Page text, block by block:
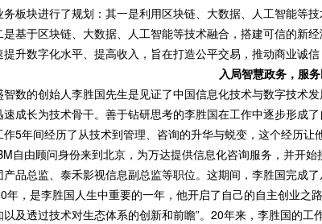
务板块进行了规划：其一是利用区块链、大数据、人工智能等
是基于区块链、大数据、人工智能等技术融合，搭建可信的新
升数字化水平、提高收入，旨在打造公平交易，推动商业诚信
入局智慧政务， 服
智数的创始人李胜国先生是见证了中国信息化技术与数字技术
速成长为技术骨干。善于钻研思考的李胜国在工作中逐步形成
作5年间经历了从技术到管理、咨询的升华与蜕变，这个经历
自由顾问身份来到北京，为万达提供信息化咨询服务，并开
品总监、泰禾影视信息副总监等职位。这期间，李胜国完成了
年，是李胜国人生中重要的一年，他开启了自己的自主创业之
以及透过技术对生态体系的创新和前瞻”。20年来，李胜国的